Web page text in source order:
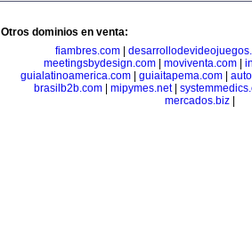
Otros dominios en venta:
fiambres.com|
meetingsbydesign.com
moviventa.com
guialatinoamerica.com
guiaitapema.com
brasilb2b.com
mipymes.net|
mercados.biz|